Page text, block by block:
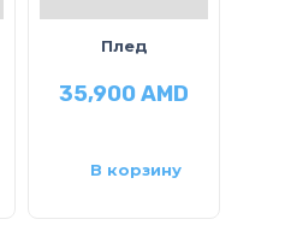
Плед
35,900AMD
В корзину